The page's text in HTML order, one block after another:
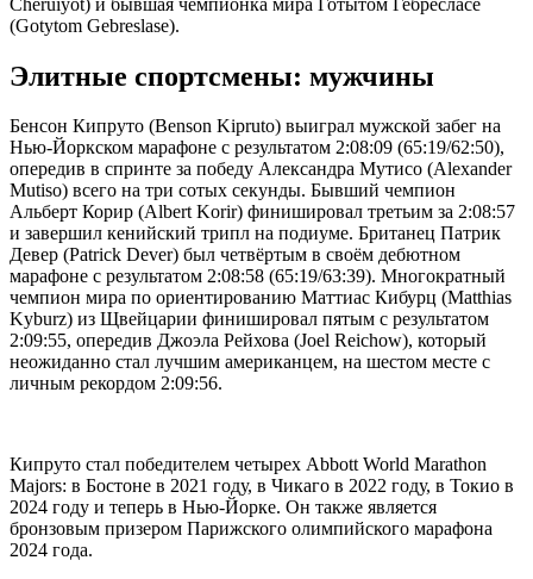
(Gotytom Gebreslase).
Элитные спортсмены: мужчины
Бенсон Кипруто (Benson Kipruto) выиграл мужской забег на
Нью-Йоркском марафоне с результатом 2:08:09 (65:19/62:50),
опередив в спринте за победу Александра Мутисо (Alexander
Mutiso) всего на три сотых секунды. Бывший чемпион
Альберт Корир (Albert Korir) финишировал третьим за 2:08:57
и завершил кенийский трипл на подиуме. Британец Патрик
Девер (Patrick Dever) был четвёртым в своём дебютном
марафоне с результатом 2:08:58 (65:19/63:39). Многократный
чемпион мира по ориентированию Маттиас Кибурц (Matthias
Kyburz) из Щвейцарии финишировал пятым с результатом
2:09:55, опередив Джоэла Рейхова (Joel Reichow), который
неожиданно стал лучшим американцем, на шестом месте с
личным рекордом 2:09:56.
Кипруто стал победителем четырех Abbott World Marathon
Majors: в ​​Бостоне в 2021 году, в Чикаго в 2022 году, в Токио в
2024 году и теперь в Нью-Йорке. Он также является
бронзовым призером Парижского олимпийского марафона
2024 года.